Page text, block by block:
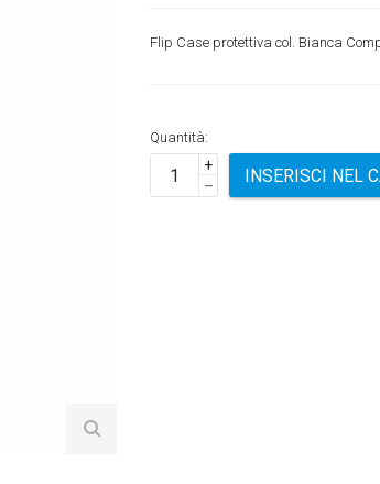
Flip Case protettiva col. Bianca
Quantità:
+
–
INSERISCI NEL